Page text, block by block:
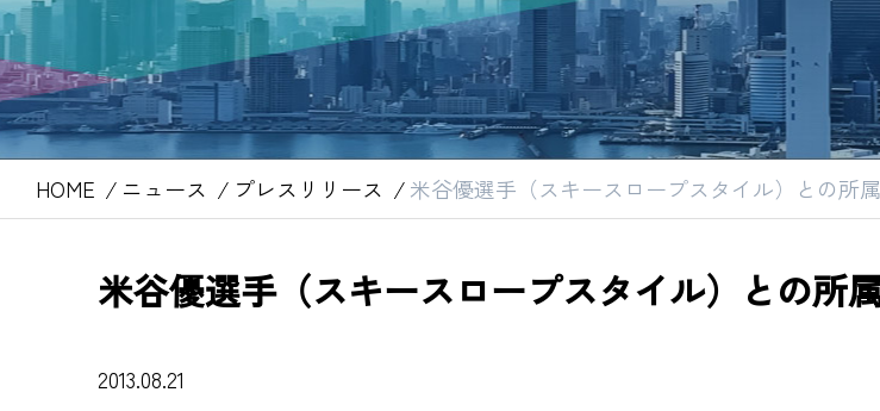
HOME ニュース プレスリリース 米谷優選手（スキースロープスタイル）との所
米谷優選手（スキースロープスタイル）との所
2013.08.21